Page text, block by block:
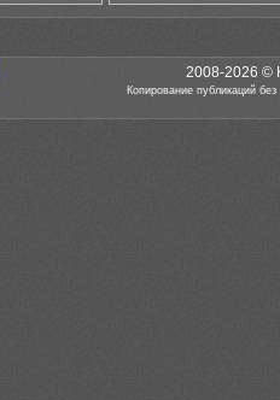
2008-2026 ©
Копирование публикаций